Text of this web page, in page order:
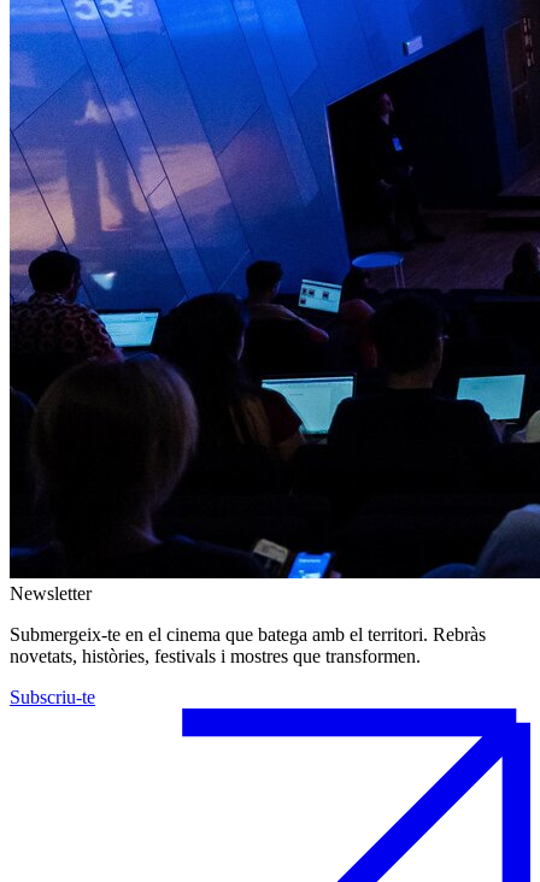
Newsletter
Submergeix-te en el cinema que batega amb el territori. Rebràs
novetats, històries, festivals i mostres que transformen.
Subscriu-te